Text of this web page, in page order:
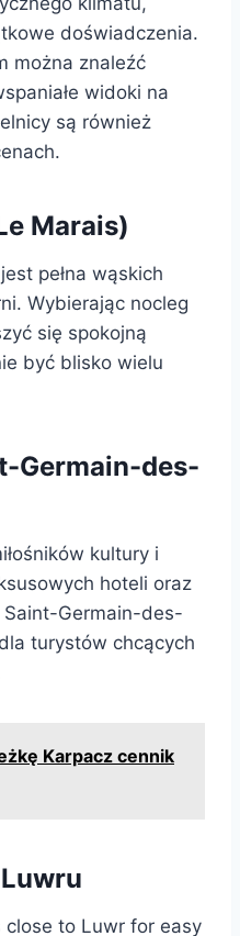
doświadczenia.
można znaleźć
widoki na
są również
Marais)
pełna wąskich
Wybierając nocleg
się spokojną
być blisko wielu
Germain-des-
kultury i
hoteli oraz
Germain-des-
turystów chcących
Karpacz cennik
to Luwr for easy